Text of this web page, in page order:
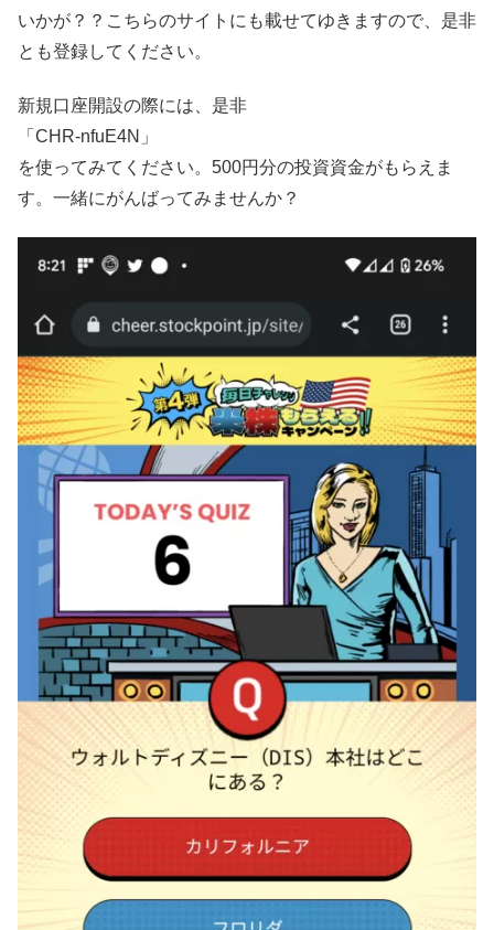
いかが？？こちらのサイトにも載せてゆきますので、是非
とも登録してください。
新規口座開設の際には、是非
「CHR-nfuE4N」
を使ってみてください。500円分の投資資金がもらえま
す。一緒にがんばってみませんか？